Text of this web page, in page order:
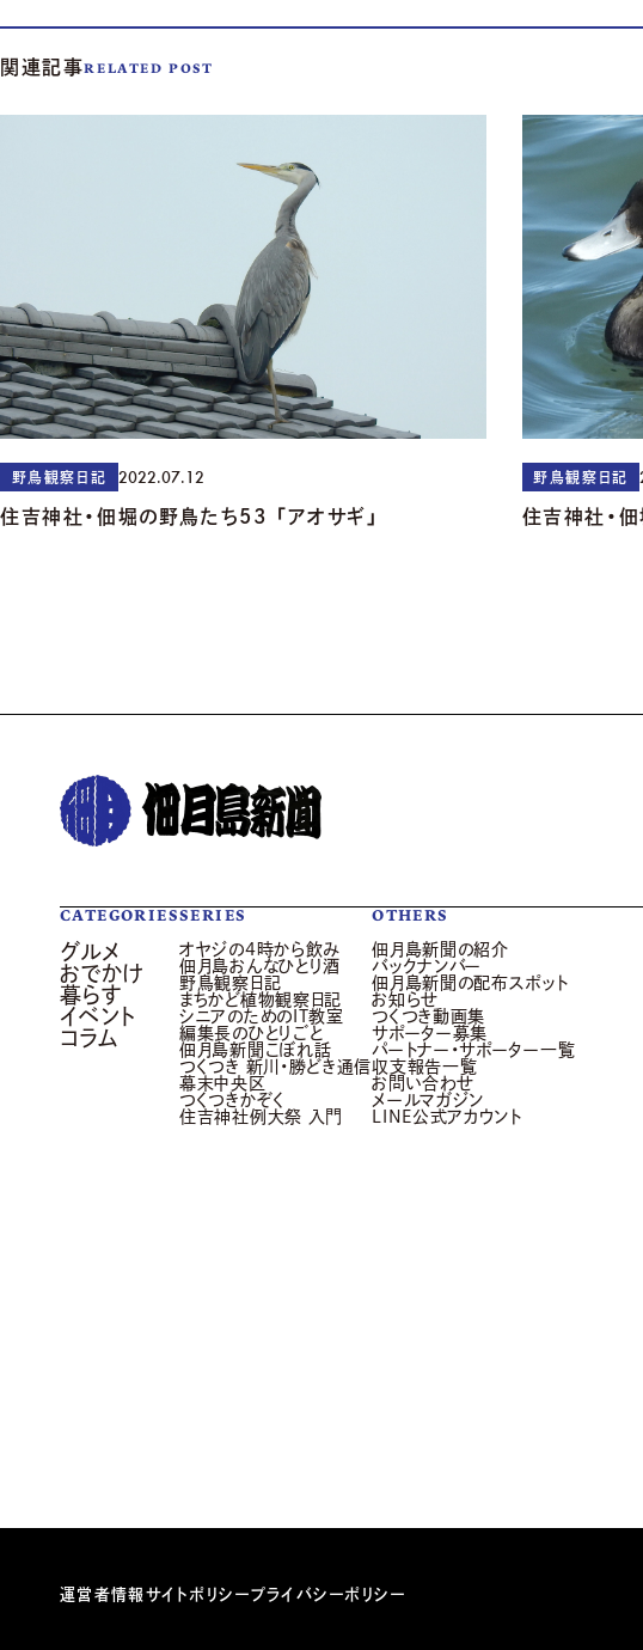
関連記事RELATED POST
野鳥観察日記 2022.07.12
住吉神社・佃堀の野鳥たち53 「アオサギ」
野鳥観察日記
住吉神社・
CATEGORIES
グルメ
おでかけ
暮らす
イベント
コラム
SERIES
オヤジの4時から飲み
佃月島おんなひとり酒
野鳥観察日記
まちかど植物観察日記
シニアのためのIT教室
編集長のひとりごと
佃月島新聞こぼれ話
つくつき 新川・勝どき通信
幕末中央区
つくつきかぞく
住吉神社例大祭 入門
OTHERS
佃月島新聞の紹介
バックナンバー
佃月島新聞の配布スポット
お知らせ
つくつき動画集
サポーター募集
パートナー・サポーター一覧
収支報告一覧
お問い合わせ
メールマガジン
LINE公式アカウント
運営者情報サイトポリシープライバシーポリシー